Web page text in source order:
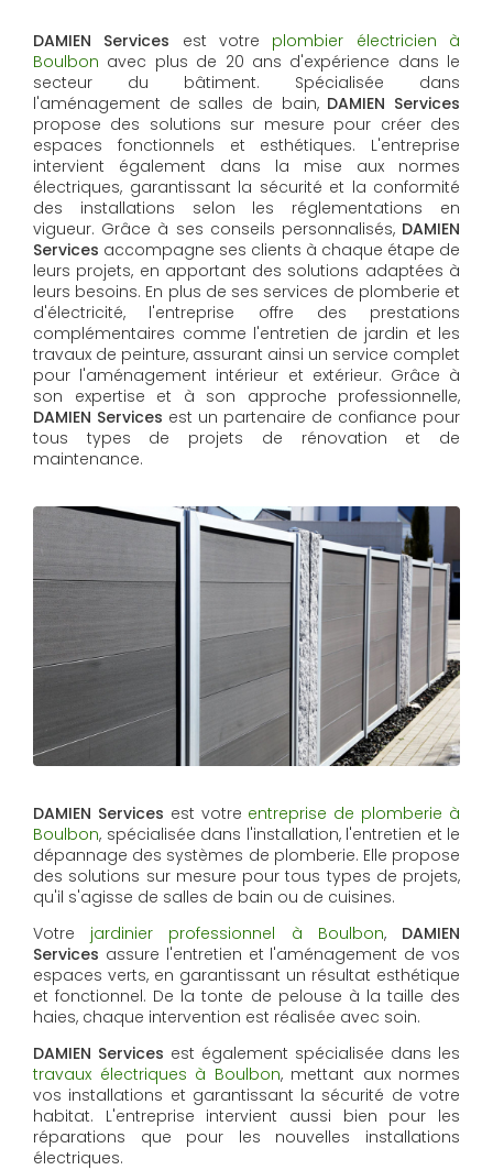
DAMIEN Services est votre plombier électricien à
Boulbon avec plus de 20 ans d'expérience dans le
secteur du bâtiment. Spécialisée dans
l'aménagement de salles de bain, DAMIEN Services
propose des solutions sur mesure pour créer des
espaces fonctionnels et esthétiques. L'entreprise
intervient également dans la mise aux normes
électriques, garantissant la sécurité et la conformité
des installations selon les réglementations en
vigueur. Grâce à ses conseils personnalisés, DAMIEN
Services accompagne ses clients à chaque étape de
leurs projets, en apportant des solutions adaptées à
leurs besoins. En plus de ses services de plomberie et
d'électricité, l'entreprise offre des prestations
complémentaires comme l'entretien de jardin et les
travaux de peinture, assurant ainsi un service complet
pour l'aménagement intérieur et extérieur. Grâce à
son expertise et à son approche professionnelle,
DAMIEN Services​​​​​​​ est un partenaire de confiance pour
tous types de projets de rénovation et de
maintenance.
DAMIEN Services est votre entreprise de plomberie à
Boulbon, spécialisée dans l'installation, l'entretien et le
dépannage des systèmes de plomberie. Elle propose
des solutions sur mesure pour tous types de projets,
qu'il s'agisse de salles de bain ou de cuisines.
Votre jardinier professionnel à Boulbon, DAMIEN
Services assure l'entretien et l'aménagement de vos
espaces verts, en garantissant un résultat esthétique
et fonctionnel. De la tonte de pelouse à la taille des
haies, chaque intervention est réalisée avec soin.
DAMIEN Services est également spécialisée dans les
travaux électriques à Boulbon, mettant aux normes
vos installations et garantissant la sécurité de votre
habitat. L'entreprise intervient aussi bien pour les
réparations que pour les nouvelles installations
électriques.